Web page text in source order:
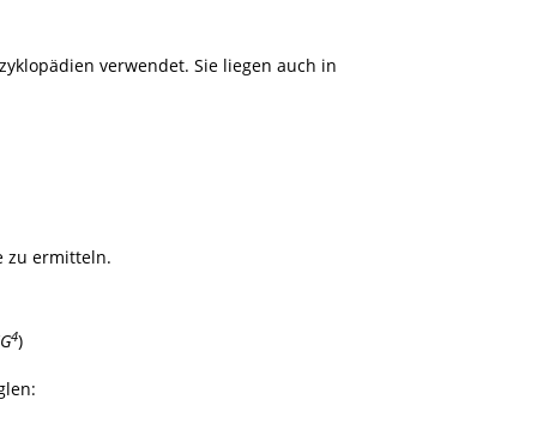
verwendet. Sie liegen auch in
zu ermitteln.
4)